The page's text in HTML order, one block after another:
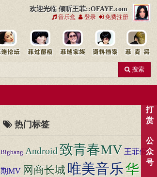
欢迎光临 倾听王菲::OFAYE.com
音乐盒 登录 免费注册
搜索
热门标签
Bigbang Android致青春MV 王菲假
期MV 网商长城 唯美音乐华
打
赏
公
众
号